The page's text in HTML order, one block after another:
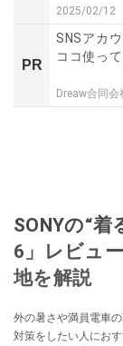
2025/02/12
PR
SNSアカ
ココ使って
Dreaw合同会
SONYの“着
6」レビュ
地を解説
外の暑さや満員電車
対策をしたい人にお